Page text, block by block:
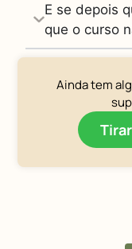
E se depois
que o curso
Ainda tem